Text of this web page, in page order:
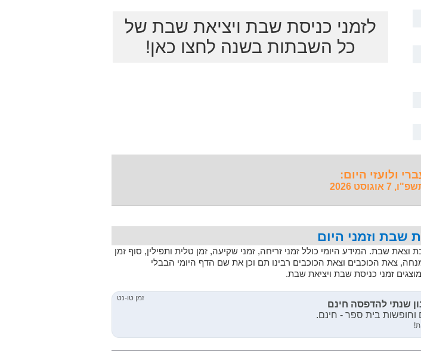
לזמני כניסת שבת ויציאת שבת של
כל השבתות בשנה לחצו כאן!
ולועזי היום:
2026
שבת וזמני היום
שבת. המידע היומי כולל זמני זריחה, זמני שקיעה, זמן טלית ותפילין, סוף זמן
צאת הכוכבים וצאת הכוכבים רבינו תם וכן את שם הדף היומי הבבלי
זמני כניסת שבת ויציאת שבת.